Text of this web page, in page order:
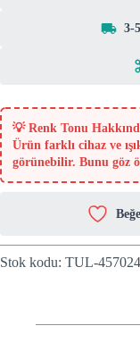
3-
💡 Renk Tonu
Ürün farklı cihaz ve
görünebilir. Bunu göz
Stok kodu: TUL-457024